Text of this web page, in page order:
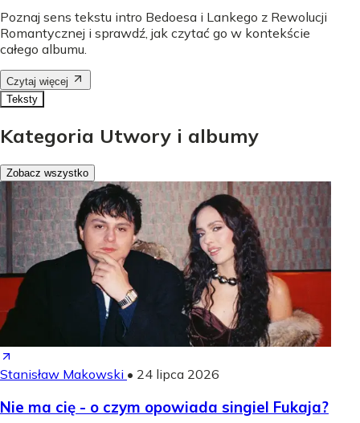
Poznaj sens tekstu intro Bedoesa i Lankego z Rewolucji
Romantycznej i sprawdź, jak czytać go w kontekście
całego albumu.
Czytaj więcej
Teksty
Kategoria Utwory i albumy
Zobacz wszystko
Stanisław Makowski • 24 lipca 2026
Nie ma cię - o czym opowiada singiel Fukaja?